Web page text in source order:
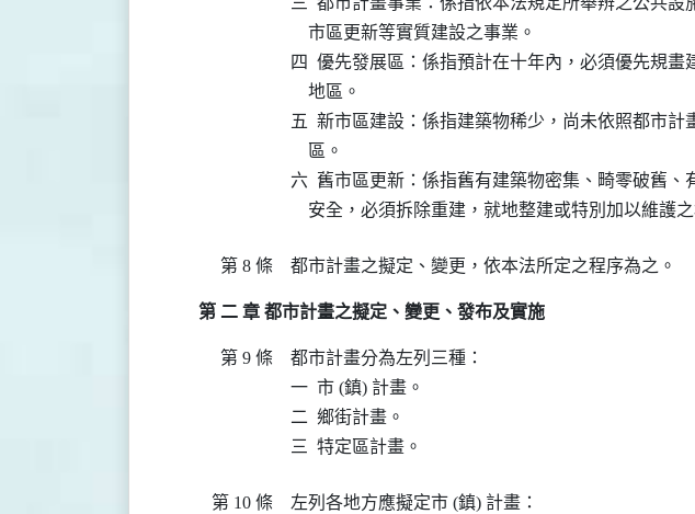
    市區更新等實質建設之事業。
四  優先發展區：係指預計在十年內，必須優先規畫
    地區。
五  新市區建設：係指建築物稀少，尚未依照都市計
    區。
六  舊市區更新：係指舊有建築物密集、畸零破舊、
第 8 條
第 二 章 都市計畫之擬定、變更、發布及實施
第 9 條
都市計畫分為左列三種：
一  市 (鎮) 計畫。
二  鄉街計畫。
第 10 條
左列各地方應擬定市 (鎮) 計畫：